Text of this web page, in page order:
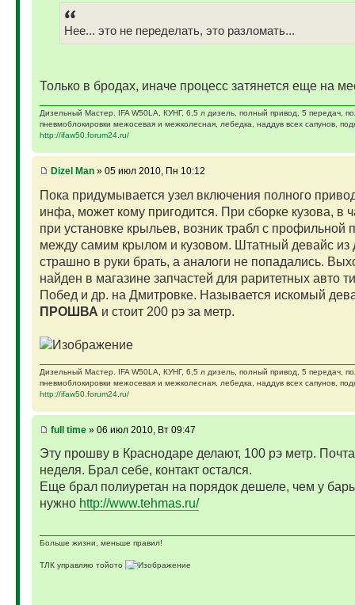
Нее... это не переделать, это разломать...
Только в бродах, иначе процесс затянется еще на
Дизельный Мастер. IFA W50LA, КУНГ, 6,5 л дизель, полный привод, 5 передач,
пневмоблокировки межосевая и межколесная, лебедка, наддув всех сапунов,
http://ifaw50.forum24.ru/
Dizel Man» 05 июл 2010, Пн 10:12
Пока придумывается узел включения полного
инфа, может кому пригодится. При сборке кузова, в
при установке крыльев, возник трабл с профильной
между самим крылом и кузовом. Штатный девайс из
страшно в руки брать, а аналоги не попадались.
найден в магазине запчастей для раритетных авто
Побед и др. на Дмитровке. Называется искомый
ПРОШВА и стоит 200 рэ за метр.
Дизельный Мастер. IFA W50LA, КУНГ, 6,5 л дизель, полный привод, 5 передач,
пневмоблокировки межосевая и межколесная, лебедка, наддув всех сапунов,
http://ifaw50.forum24.ru/
full time» 06 июл 2010, Вт 09:47
Эту прошву в Краснодаре делают, 100 рэ метр.
неделя. Брал себе, контакт остался.
Еще брал полиуретан на порядок дешеле, чем у
нужно http://www.tehmas.ru/
Больше жизни, меньше правил!
ТЛК управляю тойото